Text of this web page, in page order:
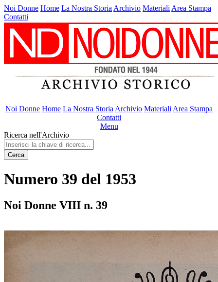
Noi Donne Home La Nostra Storia Archivio Materiali Area Stampa
Contatti
Noi Donne Home La Nostra Storia Archivio Materiali Area Stampa
Contatti
Menu
Ricerca nell'Archivio
Cerca
Numero 39 del 1953
Noi Donne VIII n. 39